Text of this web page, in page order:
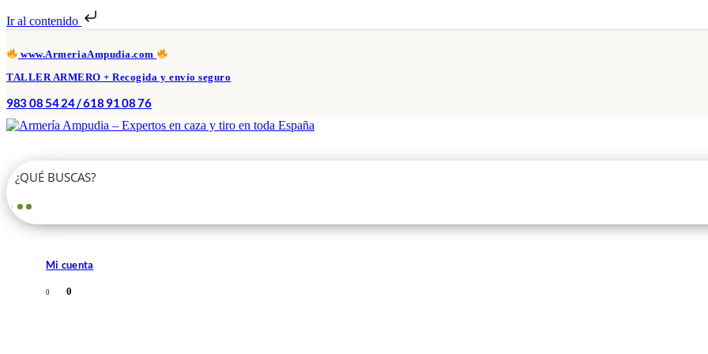
Ir al contenido
www.ArmeriaAmpudia.com
TALLER ARMERO + Recogida y envío seguro
983 08 54 24 / 618 91 08 76
Mi cuenta
0 0